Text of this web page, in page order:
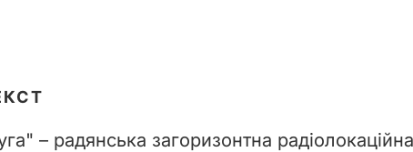
– радянська загоризонтна